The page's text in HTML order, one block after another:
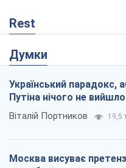
Rest
Думки
Український парадокс,
Путіна нічого не
Віталій Портников 19,5
Москва висуває